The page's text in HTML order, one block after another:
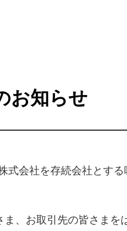
お知らせ
式会社を存続会社とす
、お取引先の皆さまを